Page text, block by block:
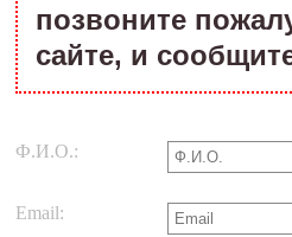
позвоните
сайте, и
Ф.И.О.:
Email: